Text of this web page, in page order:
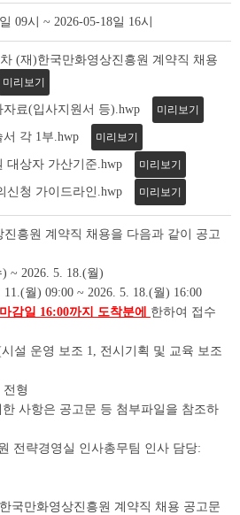
09시 ~ 2026-05-18일 16시
(재)한국만화영상진흥원 계약직 채용
미리보기
자료(입사지원서 등).hwp 미리보기
서 각 1부.hwp 미리보기
대상자 가산기준.hwp 미리보기
신청 가이드라인.hwp 미리보기
진흥원 계약직 채용을 다음과 같이 공고
~ 2026. 5. 18.(월)
월) 09:00 ~ 2026. 5. 18.(월) 16:00
감일 16:00까지 도착분에 한하여 접수
설 운영 보조 1, 전시기획 및 교육 보조
형
사항은 공고문 등 첨부파일을 참조하
전략경영실 인사총무팀 인사 담당:
국만화영상진흥원 계약직 채용 공고문